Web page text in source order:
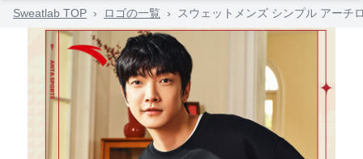
Sweatlab TOP › ロゴの一覧 › スウェットメンズ シンプル アーチ